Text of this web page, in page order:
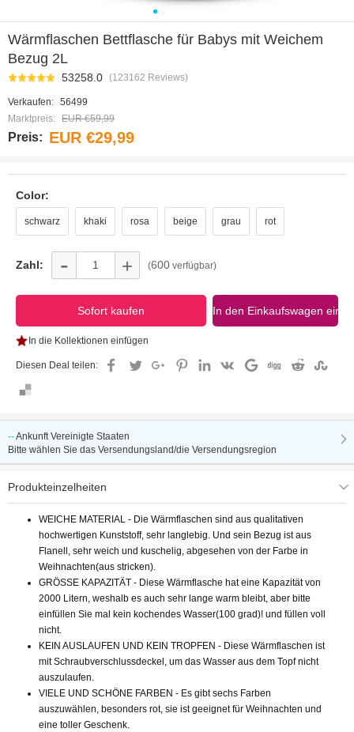
Wärmflaschen Bettflasche für Babys mit Weichem
Bezug 2L
53258.0 (123162 Reviews)
Verkaufen: 56499
Marktpreis: EUR €59,99
Preis: EUR €29,99
Color:
schwarz khaki rosa beige grau rot
Zahl: - + (600 verfügbar)
In die Kollektionen einfügen
Diesen Deal teilen:
--Ankunft Vereinigte Staaten
Bitte wählen Sie das Versendungsland/die Versendungsregion
Produkteinzelheiten
WEICHE MATERIAL - Die Wärmflaschen sind aus qualitativen
hochwertigen Kunststoff, sehr langlebig. Und sein Bezug ist aus
Flanell, sehr weich und kuschelig, abgesehen von der Farbe in
Weihnachten(aus stricken).
GRÖSSE KAPAZITÄT - Diese Wärmflasche hat eine Kapazität von
2000 Litern, weshalb es auch sehr lange warm bleibt, aber bitte
einfüllen Sie mal kein kochendes Wasser(100 grad)! und füllen voll
nicht.
KEIN AUSLAUFEN UND KEIN TROPFEN - Diese Wärmflaschen ist
mit Schraubverschlussdeckel, um das Wasser aus dem Topf nicht
auszulaufen.
VIELE UND SCHÖNE FARBEN - Es gibt sechs Farben
auszuwählen, besonders rot, sie ist geeignet für Weihnachten und
eine toller Geschenk.